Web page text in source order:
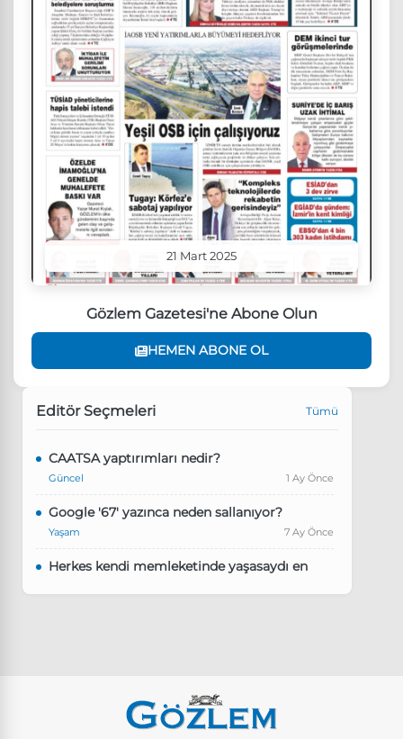
21 Mart 2025
Gözlem Gazetesi'ne Abone Olun
HEMEN ABONE OL
Editör Seçmeleri Tümü
CAATSA yaptırımları nedir?
Güncel 1 Ay Önce
Google '67' yazınca neden sallanıyor?
Yaşam 7 Ay Önce
Herkes kendi memleketinde yaşasaydı en
Instagram’da keşfet nasıl temizlenir?